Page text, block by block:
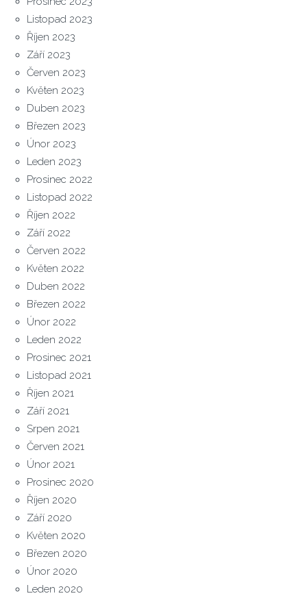
Listopad 2023
Říjen 2023
Září 2023
Červen 2023
Květen 2023
Duben 2023
Březen 2023
Únor 2023
Leden 2023
Prosinec 2022
Listopad 2022
Říjen 2022
Září 2022
Červen 2022
Květen 2022
Duben 2022
Březen 2022
Únor 2022
Leden 2022
Prosinec 2021
Listopad 2021
Říjen 2021
Září 2021
Srpen 2021
Červen 2021
Únor 2021
Prosinec 2020
Říjen 2020
Září 2020
Květen 2020
Březen 2020
Únor 2020
Leden 2020